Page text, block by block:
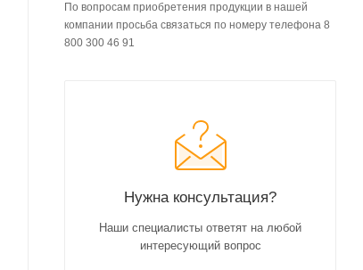
По вопросам приобретения продукции в нашей
компании просьба связаться по номеру телефона 8
800 300 46 91
Нужна консультация?
Наши специалисты ответят на любой
интересующий вопрос